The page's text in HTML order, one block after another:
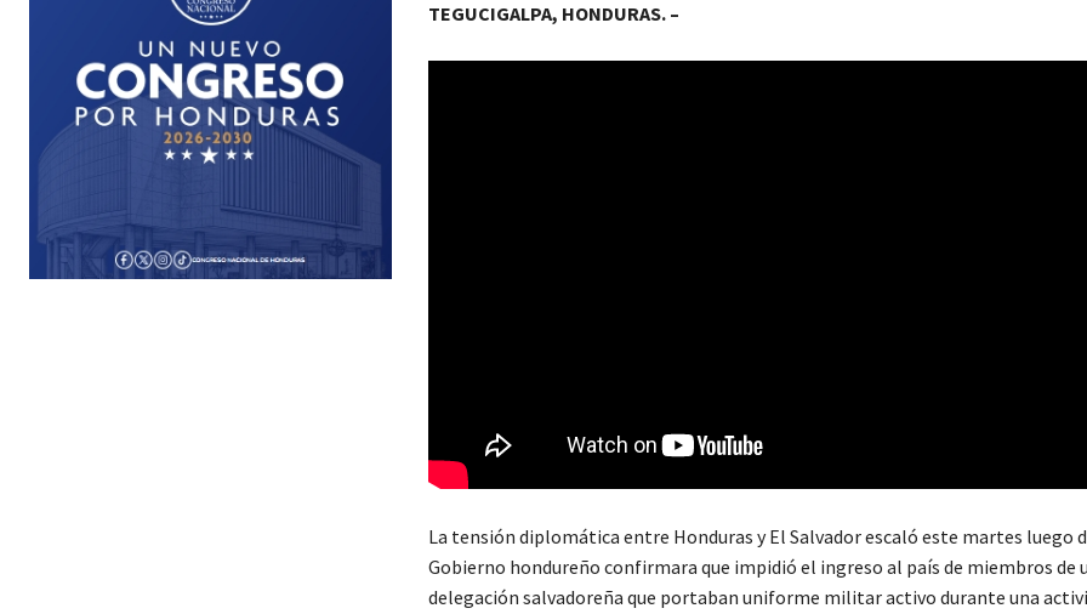
TEGUCIGALPA, HONDURAS. –
La tensión diplomática entre Honduras y El Salvador escaló este martes luego
Gobierno hondureño confirmara que impidió el ingreso al país de miembros de
delegación salvadoreña que portaban uniforme militar activo durante una